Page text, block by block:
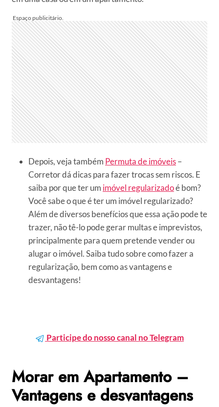
Depois, veja também Permuta de imóveis–
Corretor dá dicas para fazer trocas sem riscos. E
saiba por que ter um imóvel regularizadoé bom?
Você sabe o que é ter um imóvel regularizado?
Além de diversos benefícios que essa ação pode te
trazer, não tê-lo pode gerar multas e imprevistos,
principalmente para quem pretende vender ou
alugar o imóvel. Saiba tudo sobre como fazer a
regularização, bem como as vantagens e
desvantagens!
Participe do nosso canal no Telegram
Morar em Apartamento –
Vantagens e desvantagens